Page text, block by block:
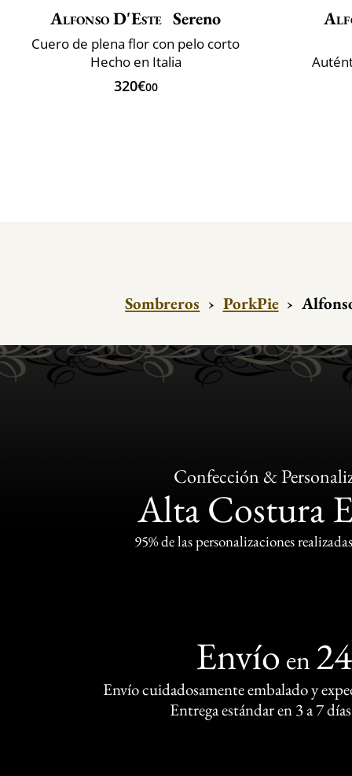
Alfonso D'Este Sereno
Cuero de plena flor con pelo corto
Hecho en Italia
320€00
Sombreros › PorkPie ›
Confección &
Alta Costura
95% de las personalizaciones
Envío en
Envío cuidadosamente embalado y
Entrega estándar en 3 a 7